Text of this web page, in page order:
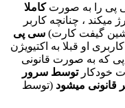
پی را به صورتکاملا
میکند ، چنانچه کاربر
گیفت کارت) سی پی
او قبلا به اکتیویژن
که به صورت قانونی
خودکارتوسط سرور
قانونی میشود (توسط